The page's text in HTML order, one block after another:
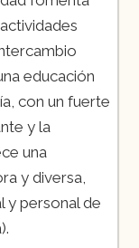
educación
con un fuerte
y la
una
y diversa,
y personal de